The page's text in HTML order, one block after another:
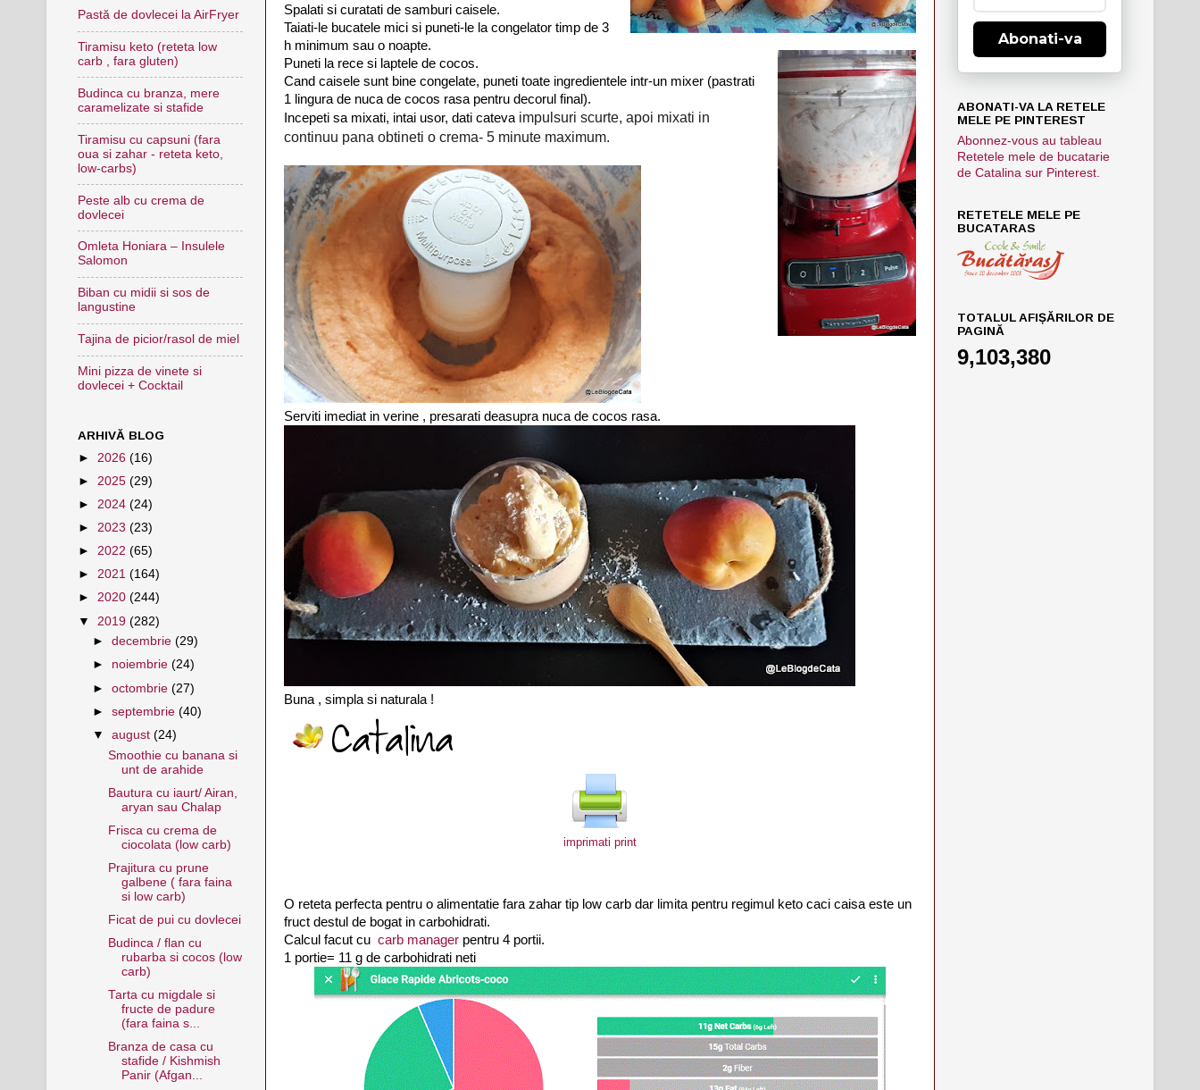
Spalati si curatati de samburi caisele.
Taiati-le bucatele mici si puneti-le la congelator timp de 3
h minimum sau o noapte.
Puneti la rece si laptele de cocos.
Cand caisele sunt bine congelate, puneti toate ingredientele intr-un mixer (pastrati
1 lingura de nuca de cocos rasa pentru decorul final).
Incepeti sa mixati, intai usor, dati cateva impulsuri scurte, apoi mixati in
continuu pana obtineti o crema- 5 minute maximum.
Serviti imediat in verine , presarati deasupra nuca de cocos rasa.
Buna , simpla si naturala !
imprimati print
O reteta perfecta pentru o alimentatie fara zahar tip low carb dar limita pentru regimul keto caci caisa este un
fruct destul de bogat in carbohidrati.
Calcul facut cu carb manager pentru 4 portii.
1 portie= 11 g de carbohidrati neti
Pastă de dovlecei la AirFryer
Tiramisu keto (reteta low
carb , fara gluten)
Budinca cu branza, mere
caramelizate si stafide
Tiramisu cu capsuni (fara
oua si zahar - reteta keto,
low-carbs)
Peste alb cu crema de
dovlecei
Omleta Honiara – Insulele
Salomon
Biban cu midii si sos de
langustine
Tajina de picior/rasol de miel
Mini pizza de vinete si
dovlecei + Cocktail
ARHIVĂ BLOG
► 2026 (16)
► 2025 (29)
► 2024 (24)
► 2023 (23)
► 2022 (65)
► 2021 (164)
► 2020 (244)
▼ 2019 (282)
►decembrie(29)
► noiembrie(24)
►octombrie(27)
►septembrie(40)
▼august(24)
Smoothie cu banana si
unt de arahide
Bautura cu iaurt/ Airan,
aryan sau Chalap
Frisca cu crema de
ciocolata (low carb)
Prajitura cu prune
galbene ( fara faina
si low carb)
Ficat de pui cu dovlecei
Budinca / flan cu
rubarba si cocos (low
carb)
Tarta cu migdale si
fructe de padure
(fara faina s...
Branza de casa cu
stafide / Kishmish
Panir (Afgan...
Abonati-va
ABONATI-VA LA RETELE
MELE PE PINTEREST
Abonnez-vous au tableau
Retetele mele de bucatarie
de Catalina sur Pinterest.
RETETELE MELE PE
BUCATARAS
TOTALUL AFIȘĂRILOR DE
PAGINĂ
9,103,380